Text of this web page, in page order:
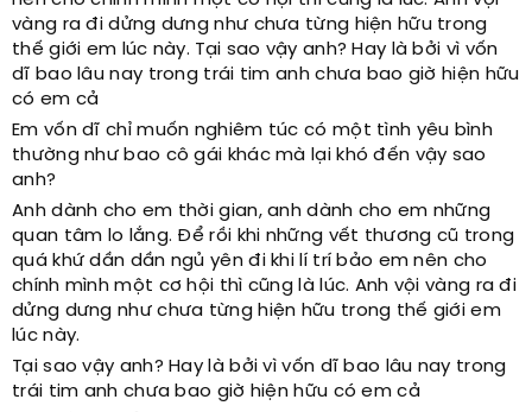
vàng ra đi dửng dưng như chưa từng hiện hữu trong
thế giới em lúc này. Tại sao vậy anh? Hay là bởi vì vốn
dĩ bao lâu nay trong trái tim anh chưa bao giờ hiện hữu
có em cả
Em vốn dĩ chỉ muốn nghiêm túc có một tình yêu bình
thường như bao cô gái khác mà lại khó đến vậy sao
anh?
Anh dành cho em thời gian, anh dành cho em những
quan tâm lo lắng. Để rồi khi những vết thương cũ trong
quá khứ dần dần ngủ yên đi khi lí trí bảo em nên cho
chính mình một cơ hội thì cũng là lúc. Anh vội vàng ra đi
dửng dưng như chưa từng hiện hữu trong thế giới em
lúc này.
Tại sao vậy anh? Hay là bởi vì vốn dĩ bao lâu nay trong
trái tim anh chưa bao giờ hiện hữu có em cả